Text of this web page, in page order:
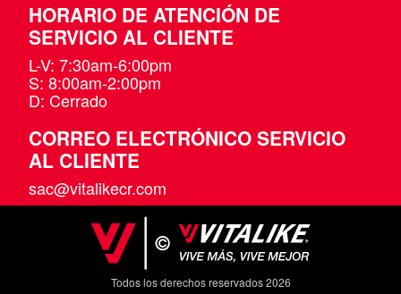
HORARIO DE ATENCIÓN DE
SERVICIO AL CLIENTE
L-V: 7:30am-6:00pm
S: 8:00am-2:00pm
D: Cerrado
CORREO ELECTRÓNICO SERVICIO
AL CLIENTE
sac@vitalikecr.com
Todos los derechos reservados 2026